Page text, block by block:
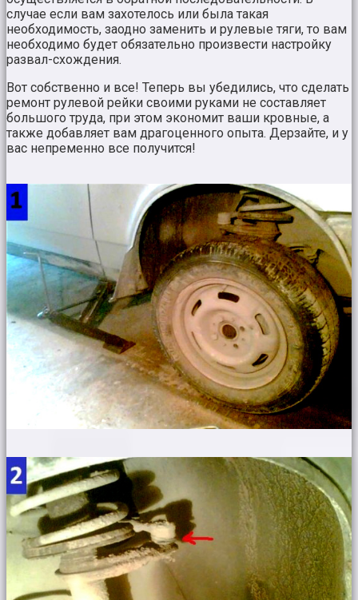
случае если вам захотелось или была такая
необходимость, заодно заменить и рулевые тяги, то вам
необходимо будет обязательно произвести настройку
развал-схождения.
Вот собственно и все! Теперь вы убедились, что сделать
ремонт рулевой рейки своими руками не составляет
большого труда, при этом экономит ваши кровные, а
также добавляет вам драгоценного опыта. Дерзайте, и у
вас непременно все получится!